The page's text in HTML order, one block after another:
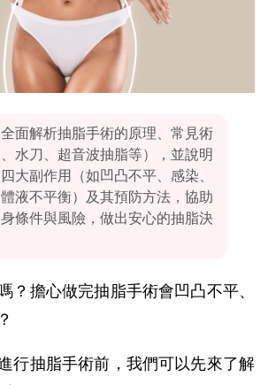
面解析抽脂手術的原理、常見術
水刀、超音波抽脂等），並說明
大副作用（如凹凸不平、感染、
液不平衡）及其預防方法，協助
條件與風險，做出安心的抽脂決
？擔心做完抽脂手術會凹凸不平、
行抽脂手術前，我們可以先來了解